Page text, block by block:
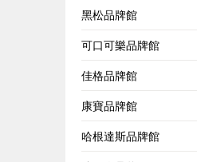
黑松品牌館
可口可樂品牌館
佳格品牌館
康寶品牌館
哈根達斯品牌館